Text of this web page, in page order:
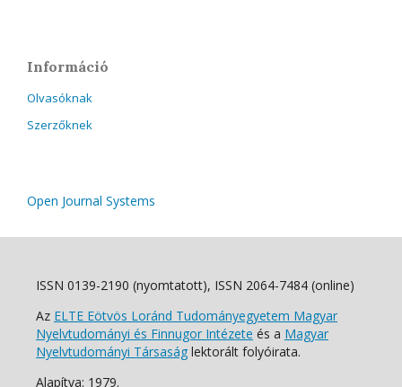
Információ
Olvasóknak
Szerzőknek
Open Journal Systems
ISSN 0139-2190 (nyomtatott), ISSN 2064-7484 (online)
Az ELTE Eötvös Loránd Tudományegyetem Magyar
Nyelvtudományi és Finnugor Intézete és a Magyar
Nyelvtudományi Társaság lektorált folyóirata.
Alapítva: 1979.